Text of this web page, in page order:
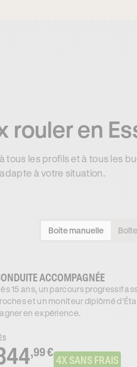
rouler en
tous les profils et à tous les
à votre situation.
Boite manuelle
ACCOMPAGNÉE
15 ans, un parcours progressif
et un moniteur diplômé
en expérience.
,99 €
4X SANS FRAIS